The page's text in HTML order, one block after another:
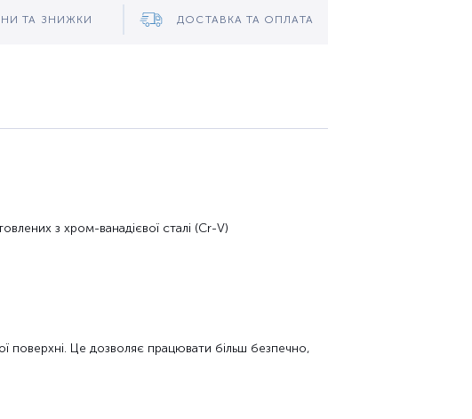
ТА ЗНИЖКИ ДОСТАВКА ТА ОПЛАТА
з хром-ванадієвої сталі (Cr-V)
поверхні. Це дозволяє працювати більш безпечно,